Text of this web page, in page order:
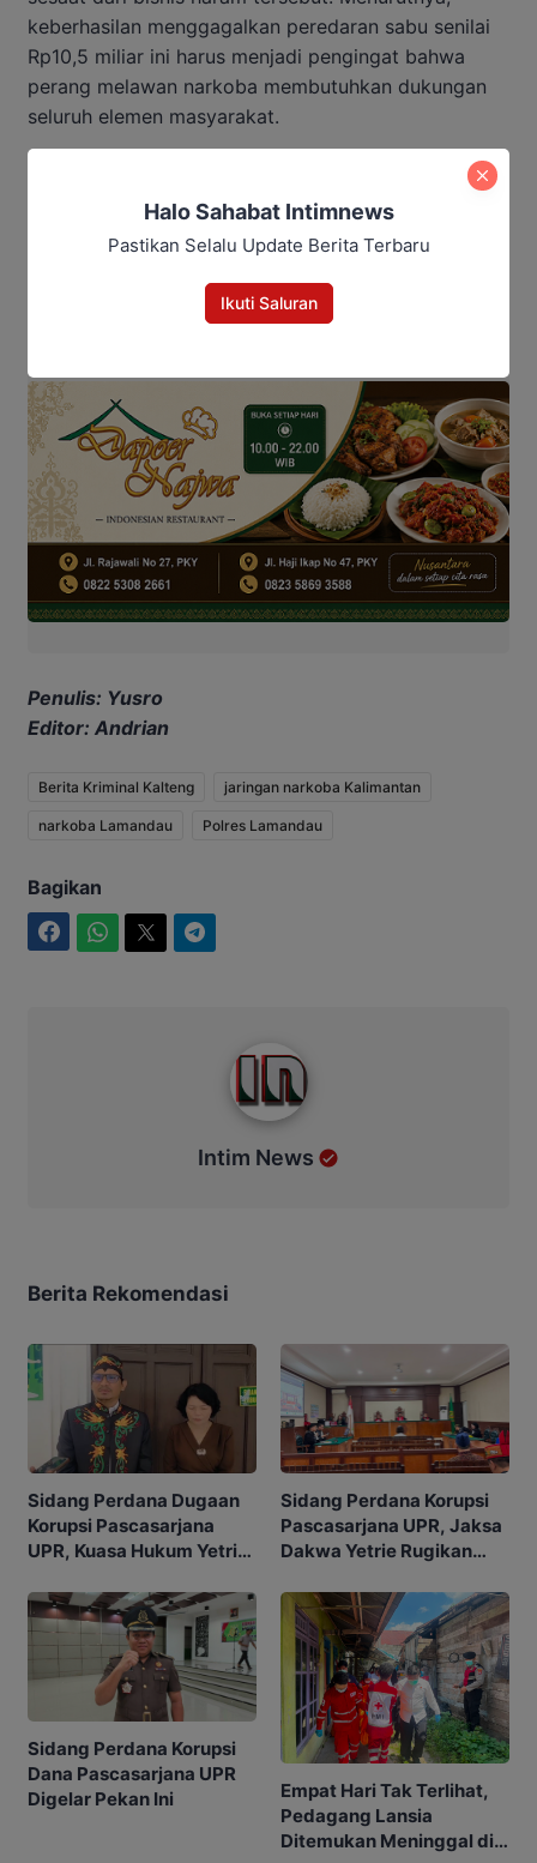
keberhasilan menggagalkan peredaran sabu senilai
Rp10,5 miliar ini harus menjadi pengingat bahwa
perang melawan narkoba membutuhkan dukungan
seluruh elemen masyarakat.
Sidang Perdana Korupsi Dana
Pascasarjana UPR Digelar Pekan
Penulis: Yusro
Editor: Andrian
Berita Kriminal Kalteng jaringan narkoba Kalimantan
narkoba Lamandau Polres Lamandau
Bagikan
Intim News
Berita Rekomendasi
Sidang Perdana Dugaan
Korupsi Pascasarjana
UPR, Kuasa Hukum Yetrie
Sidang Perdana Korupsi
Pascasarjana UPR, Jaksa
Dakwa Yetrie Rugikan
Sidang Perdana Korupsi
Dana Pascasarjana UPR
Digelar Pekan Ini
Empat Hari Tak Terlihat,
Pedagang Lansia
Ditemukan Meninggal di
Halo Sahabat Intimnews
Pastikan Selalu Update Berita Terbaru
Ikuti Saluran